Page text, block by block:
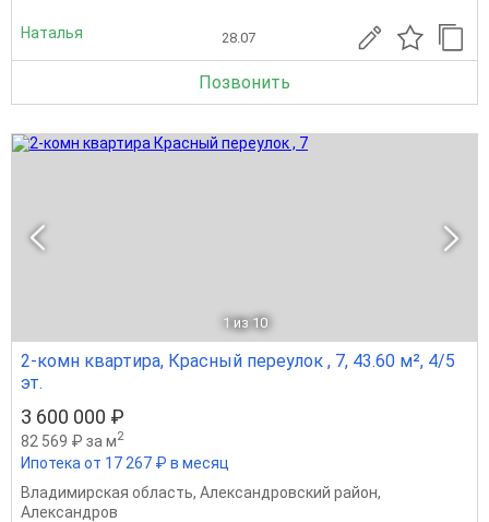
Наталья 28.07
Позвонить
1 из 10
2-комн квартира, Красный переулок , 7, 43.60 м², 4/5
эт.
3 600 000 ₽
82 569 ₽ за м2
Ипотека от 17 267 ₽ в месяц
Владимирская область, Александровский район,
Александров